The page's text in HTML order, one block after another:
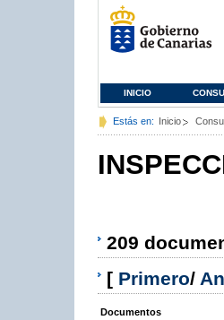
INICIO
Estás en: Inicio
209
[ Primero/
Documentos